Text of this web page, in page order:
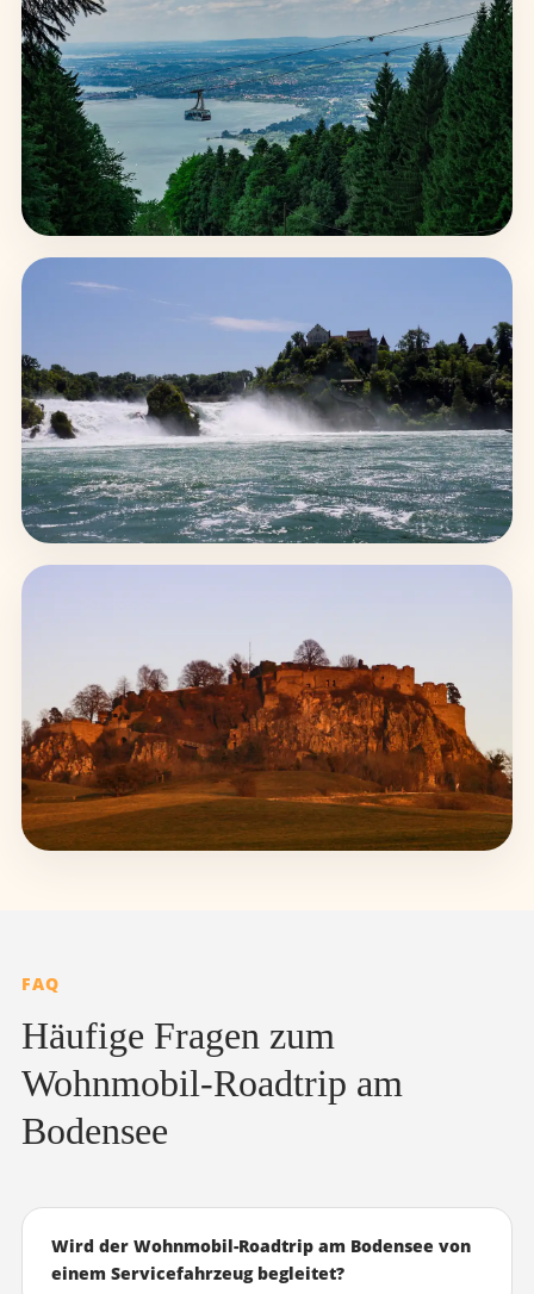
FAQ
Häufige Fragen zum
Wohnmobil-Roadtrip am
Bodensee
Wird der Wohnmobil-Roadtrip am Bodensee von
einem Servicefahrzeug begleitet?